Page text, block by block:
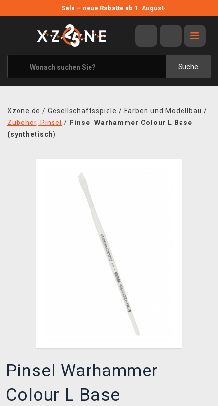
Sale – neue Rabatte ab 1. August›
Suche
ANGEBOTE
ALLE MARKEN
XZONE ORIGINALS
KLEIDUNG & ACCESSOIRES
BÜCHER & COMICS
Xzone.de / Gesellschaftsspiele / Farben und Modellbau /
Zubehör, Pinsel
/ Pinsel Warhammer Colour L Base
(synthetisch)
Pinsel Warhammer
Colour L Base